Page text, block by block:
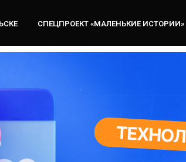
СПЕЦПРОЕКТ «МАЛЕНЬКИЕ ИСТОРИИ»